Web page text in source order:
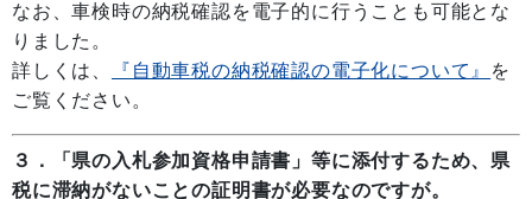
なお、車検時の納税確認を電子的に行うことも可能とな
りました。
詳しくは、
『自動車税の納税確認の電子化について』
を
ご覧ください。
３．「県の入札参加資格申請書」等に添付するため、県
税に滞納がないことの証明書が必要なのですが。